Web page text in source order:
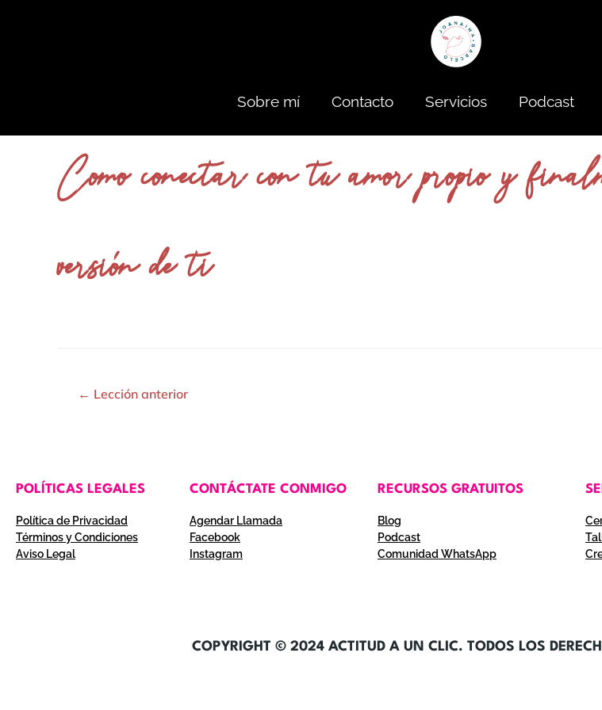
Sobre mí Contacto Servicios Podcast
Como conectar con tu amor propio y
versión de ti
← Lección anterior
POLÍTICAS LEGALES
Política de Privacidad
Términos y Condiciones
Aviso Legal
CONTÁCTATE CONMIGO
Agendar Llamada
Facebook
Instagram
RECURSOS GRATUITOS
Blog
Podcast
Comunidad WhatsApp
COPYRIGHT © 2024 ACTITUD A UN CLIC. TODOS LOS